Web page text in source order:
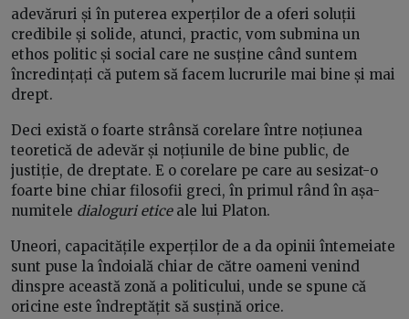
adevăruri și în puterea experților de a oferi soluții
credibile și solide, atunci, practic, vom submina un
ethos politic și social care ne susține când suntem
încredințați că putem să facem lucrurile mai bine și mai
drept.
Deci există o foarte strânsă corelare între noțiunea
teoretică de adevăr și noțiunile de bine public, de
justiție, de dreptate. E o corelare pe care au sesizat-o
foarte bine chiar filosofii greci, în primul rând în așa-
numitele dialoguri eticeale lui Platon.
Uneori, capacitățile experților de a da opinii întemeiate
sunt puse la îndoială chiar de către oameni venind
dinspre această zonă a politicului, unde se spune că
oricine este îndreptățit să susțină orice.